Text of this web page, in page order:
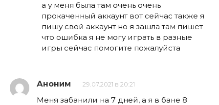
а у меня была там очень очень
прокаченный аккаунт вот сейчас также я
пишу свой аккаунт но я зашла там пишет
что ошибка я не могу играть в разные
игры сейчас помогите пожалуйста
Аноним 29.07.2021 в 20:21
Меня забанили на 7 дней, а я в бане 8